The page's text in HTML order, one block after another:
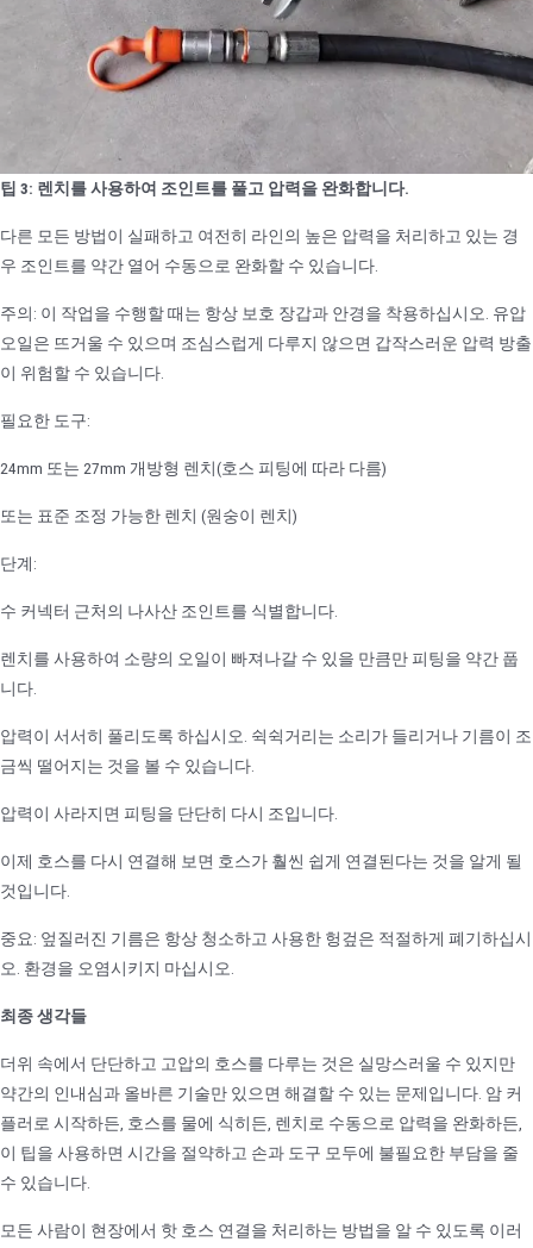
팁 3: 렌치를 사용하여 조인트를 풀고 압력을 완화합니다.
다른 모든 방법이 실패하고 여전히 라인의 높은 압력을 처리하고 있는 경
우 조인트를 약간 열어 수동으로 완화할 수 있습니다.
주의: 이 작업을 수행할 때는 항상 보호 장갑과 안경을 착용하십시오. 유압
오일은 뜨거울 수 있으며 조심스럽게 다루지 않으면 갑작스러운 압력 방출
이 위험할 수 있습니다.
필요한 도구:
24mm 또는 27mm 개방형 렌치(호스 피팅에 따라 다름)
또는 표준 조정 가능한 렌치 (원숭이 렌치)
단계:
수 커넥터 근처의 나사산 조인트를 식별합니다.
렌치를 사용하여 소량의 오일이 빠져나갈 수 있을 만큼만 피팅을 약간 풉
니다.
압력이 서서히 풀리도록 하십시오. 쉭쉭거리는 소리가 들리거나 기름이 조
금씩 떨어지는 것을 볼 수 있습니다.
압력이 사라지면 피팅을 단단히 다시 조입니다.
이제 호스를 다시 연결해 보면 호스가 훨씬 쉽게 연결된다는 것을 알게 될
것입니다.
중요: 엎질러진 기름은 항상 청소하고 사용한 헝겊은 적절하게 폐기하십시
오. 환경을 오염시키지 마십시오.
최종 생각들
더위 속에서 단단하고 고압의 호스를 다루는 것은 실망스러울 수 있지만
약간의 인내심과 올바른 기술만 있으면 해결할 수 있는 문제입니다. 암 커
플러로 시작하든, 호스를 물에 식히든, 렌치로 수동으로 압력을 완화하든,
이 팁을 사용하면 시간을 절약하고 손과 도구 모두에 불필요한 부담을 줄
수 있습니다.
모든 사람이 현장에서 핫 호스 연결을 처리하는 방법을 알 수 있도록 이러